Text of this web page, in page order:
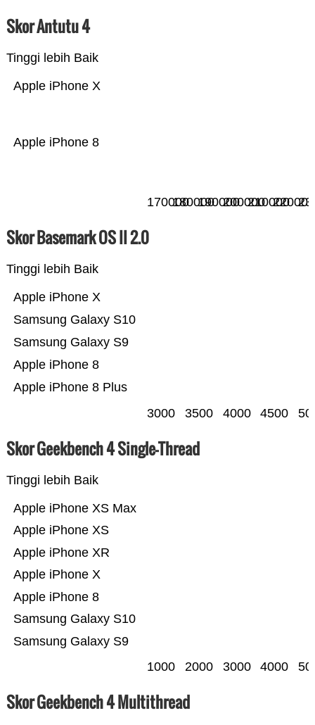
Skor Antutu 4
Tinggi lebih Baik
Apple iPhone 8
Apple iPhone X
170000180000190000200000210000220000
Skor Basemark OS II 2.0
Tinggi lebih Baik
Apple iPhone 8 Plus
Apple iPhone 8
Samsung Galaxy S9
Samsung Galaxy S10
Apple iPhone X
3000 3500 4000 4500
Skor Geekbench 4 Single-Thread
Tinggi lebih Baik
Samsung Galaxy S9
Samsung Galaxy S10
Apple iPhone 8
Apple iPhone X
Apple iPhone XR
Apple iPhone XS
Apple iPhone XS Max
1000 2000 3000 4000
Skor Geekbench 4 Multithread